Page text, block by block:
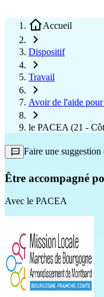
Accueil
Dispositif
Travail
Avoir de l'aide
le PACEA (21 -
Faire une
Être accompagné
Avec le PACEA